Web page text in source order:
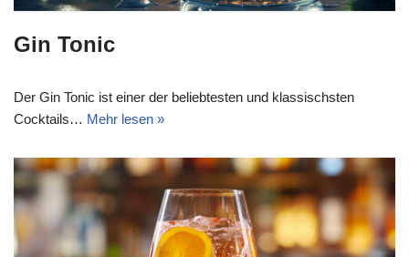
Gin Tonic
Der Gin Tonic ist einer der beliebtesten und klassischsten
Cocktails… Mehr lesen »